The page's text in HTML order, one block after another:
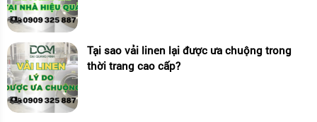
Tại sao vải linen lại được ưa chuộng trong
thời trang cao cấp?